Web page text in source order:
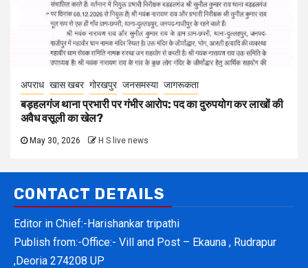
अपराध खास खबर गोरखपुर जनसमस्या जागरूकता
बड़हलगंज थाना प्रभारी पर गंभीर आरोप: पद का दुरुपयोग कर लाखों की
अवैध वसूली का खेल?
May 30, 2026 H S live news
CONTACT DETAILS
Editor in Chief:-Harishankar tripathi
Publish from:-Office:- Vill and Post – Ekauna , Rudrapur
,Deoria 274208 UP